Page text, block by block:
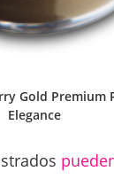
Gold
Elegance